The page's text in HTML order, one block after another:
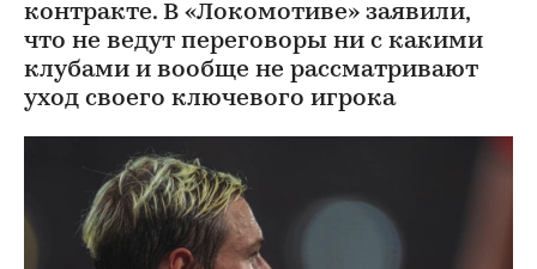
контракте. В «Локомотиве» заявили,
что не ведут переговоры ни с какими
клубами и вообще не рассматривают
уход своего ключевого игрока